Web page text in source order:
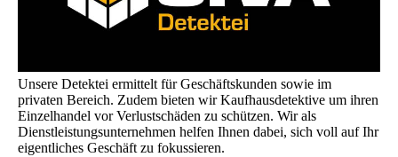
Unsere Detektei ermittelt für Geschäftskunden sowie im
privaten Bereich. Zudem bieten wir Kaufhausdetektive um ihren
Einzelhandel vor Verlustschäden zu schützen. Wir als
Dienstleistungsunternehmen helfen Ihnen dabei, sich voll auf Ihr
eigentliches Geschäft zu fokussieren.